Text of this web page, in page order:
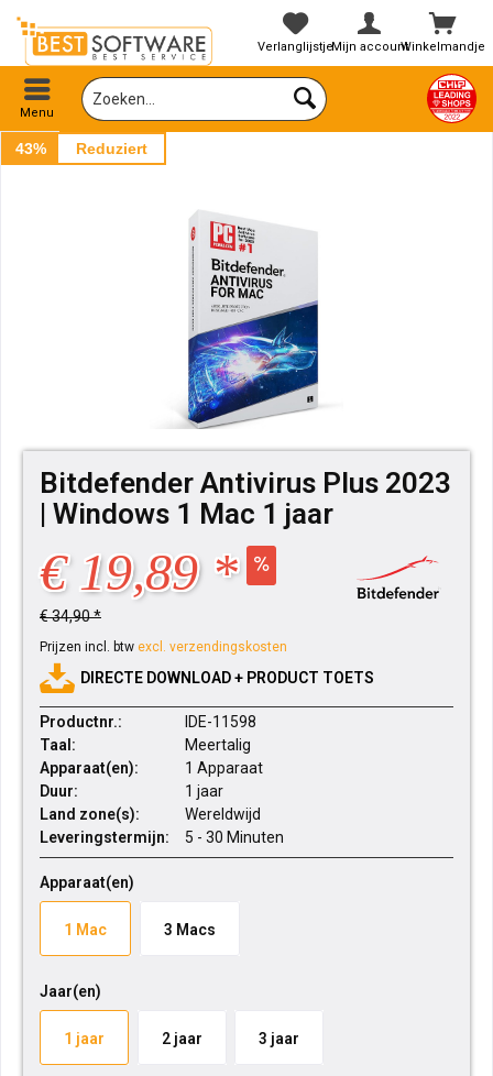
Winkelmandje
VerlanglijstjeMijn account
Menu
43% Reduziert
Bitdefender Antivirus Plus 2023
| Windows 1 Mac 1 jaar
€ 19,89 *
€ 34,90 *
Prijzen incl. btw excl. verzendingskosten
DIRECTE DOWNLOAD + PRODUCT TOETS
Productnr.:
IDE-11598
Taal:
Meertalig
Apparaat(en):
1 Apparaat
Duur:
1 jaar
Land zone(s):
Wereldwijd
Leveringstermijn:
5 - 30 Minuten
Apparaat(en)
1 Mac 3 Macs
Jaar(en)
1 jaar 2 jaar 3 jaar